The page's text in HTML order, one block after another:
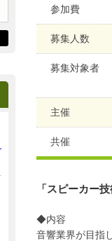
参加費
募集人数
募集対象者
主催
共催
「スピーカー
◆内容
音響業界が目指